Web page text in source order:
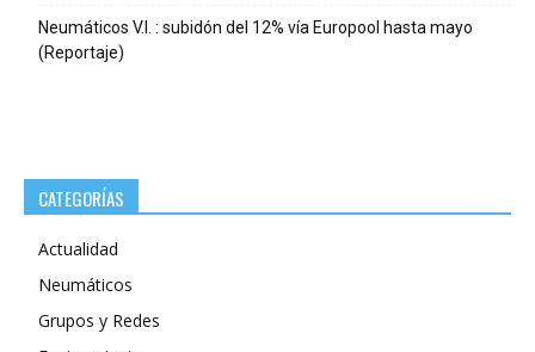
Neumáticos V.I. : subidón del 12% vía Europool hasta mayo
(Reportaje)
CATEGORÍAS
Actualidad
Neumáticos
Grupos y Redes